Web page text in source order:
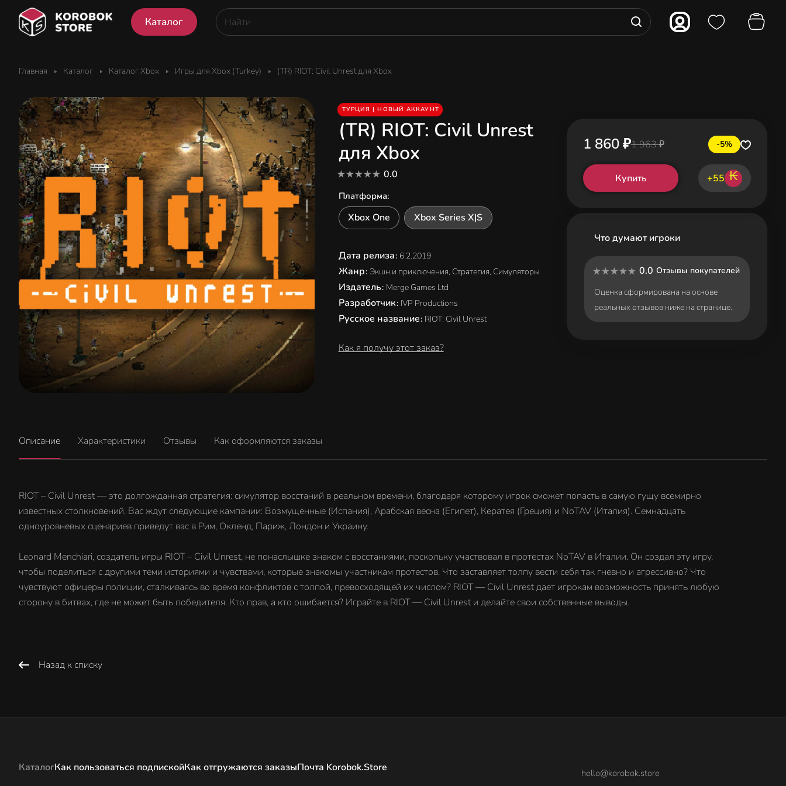
Каталог
Главная Каталог Каталог Xbox Игры для Xbox (Turkey) (TR) RIOT: Civil Unrest для Xbox
ТУРЦИЯ | НОВЫЙ АККАУНТ
(TR) RIOT: Civil Unrest
для Xbox
0.0
Платформа:
Xbox One Xbox Series X|S
Дата релиза: 6.2.2019
Жанр: Экшн и приключения, Стратегия, Симуляторы
Издатель: Merge Games Ltd
Разработчик: IVP Productions
Русское название: RIOT: Civil Unrest
Как я получу этот заказ?
1 860 ₽1 963 ₽ -5%
Купить +55 ₭
Что думают игроки
0.0 Отзывы покупателей
Оценка сформирована на основе
реальных отзывов ниже на странице.
Описание Характеристики Отзывы Как оформляются заказы
RIOT – Civil Unrest — это долгожданная стратегия: симулятор восстаний в реальном времени, благодаря которому игрок сможет попасть в самую гущу всемирно
известных столкновений. Вас ждут следующие кампании: Возмущенные (Испания), Арабская весна (Египет), Кератея (Греция) и NoTAV (Италия). Семнадцать
одноуровневых сценариев приведут вас в Рим, Окленд, Париж, Лондон и Украину.
Leonard Menchiari, создатель игры RIOT – Civil Unrest, не понаслышке знаком с восстаниями, поскольку участвовал в протестах NoTAV в Италии. Он создал эту игру,
чтобы поделиться с другими теми историями и чувствами, которые знакомы участникам протестов. Что заставляет толпу вести себя так гневно и агрессивно? Что
чувствуют офицеры полиции, сталкиваясь во время конфликтов с толпой, превосходящей их числом? RIOT — Civil Unrest дает игрокам возможность принять любую
сторону в битвах, где не может быть победителя. Кто прав, а кто ошибается? Играйте в RIOT — Civil Unrest и делайте свои собственные выводы.
Назад к списку
КаталогКак пользоваться подпискойКак отгружаются заказыПочта Korobok.Store hello@korobok.store